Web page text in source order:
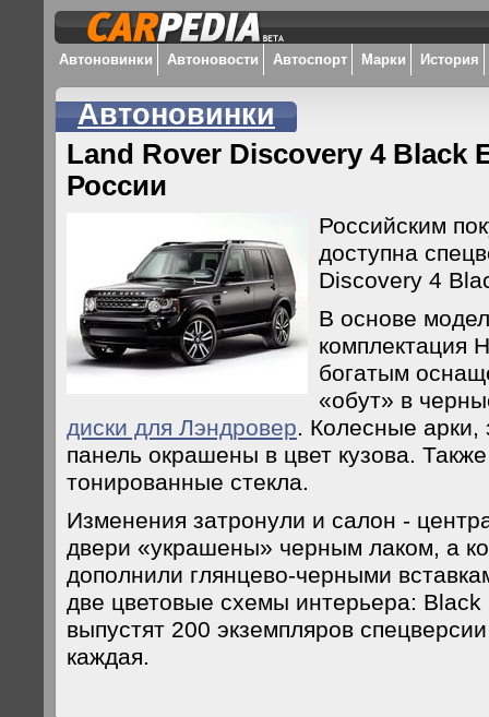
Автоновинки Автоновости Автоспорт Марки История
Автоновинки
Land Rover Discovery 4 Black
России
Российским
доступна
Discovery 4
В основе
комплектация
богатым
«обут» в
диски для Лэндровер. Колесные арки,
панель окрашены в цвет кузова.
тонированные стекла.
Изменения затронули и салон -
двери «украшены» черным лаком, а
дополнили глянцево-черными
две цветовые схемы интерьера: Black
выпустят 200 экземпляров
каждая.